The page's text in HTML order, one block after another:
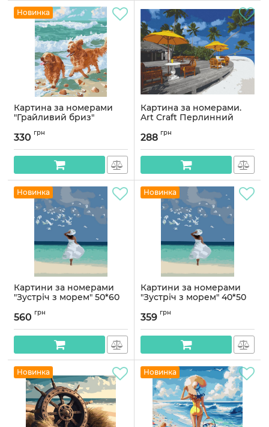
Новинка
Картина за номерами
"Грайливий бриз"
AC 40х50 см
Артикул:11738-AC
330 грн
Картина за номерами.
Art Craft Перлинний
см 10561-AC
Артикул:10561-AC
288 грн
Новинка
Картини за номерами
"Зустріч з морем" 50*60
Артикул:
560 грн
Новинка
Картини за номерами
"Зустріч з морем" 40*50
Артикул:
359 грн
Новинка Новинка